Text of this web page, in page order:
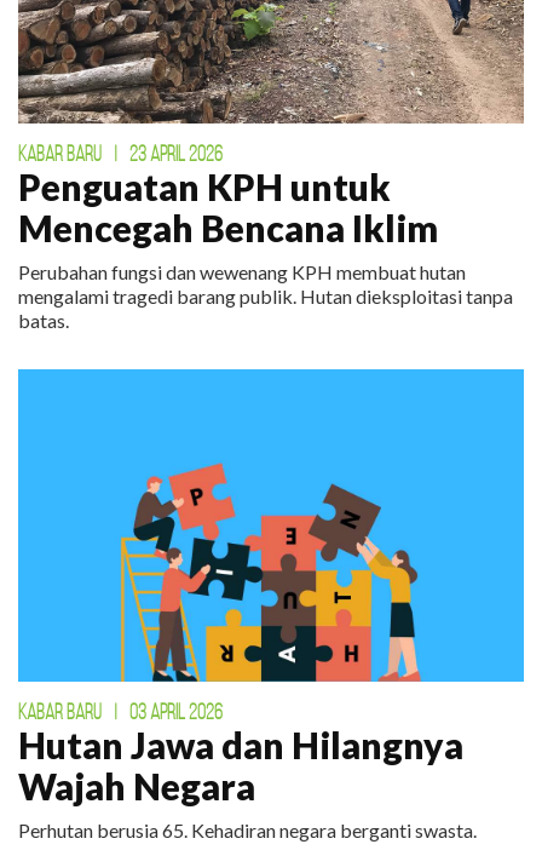
KABAR BARU | 23 APRIL 2026
Penguatan KPH untuk
Mencegah Bencana Iklim
Perubahan fungsi dan wewenang KPH membuat hutan
mengalami tragedi barang publik. Hutan dieksploitasi tanpa
batas.
KABAR BARU | 03 APRIL 2026
Hutan Jawa dan Hilangnya
Wajah Negara
Perhutan berusia 65. Kehadiran negara berganti swasta.